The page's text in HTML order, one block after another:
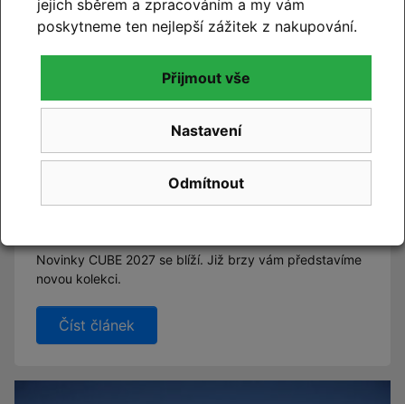
Novinky CUBE 2027 se blíží. Již brzy vám představíme
novou kolekci.
Číst článek
jejich sběrem a zpracováním a my vám
poskytneme ten nejlepší zážitek z nakupování.
Odmítnout
Nastavení
Přijmout vše